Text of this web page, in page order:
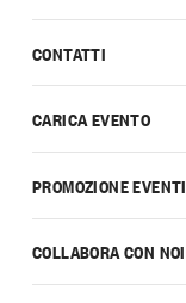
CONTATTI
CARICA EVENTO
PROMOZIONE EVENTI
COLLABORA CON NOI